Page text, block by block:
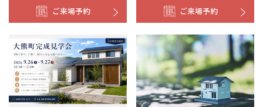
ご来場予約 ご来場予約